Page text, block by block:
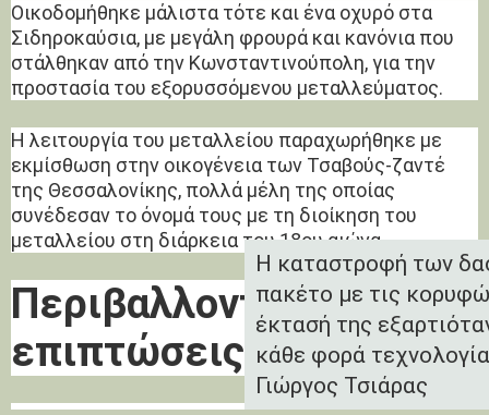
Οικοδομήθηκε μάλιστα τότε και ένα οχυρό στα
Σιδηροκαύσια, με μεγάλη φρουρά και κανόνια που
στάλθηκαν από την Κωνσταντινούπολη, για την
προστασία του εξορυσσόμενου μεταλλεύματος.
Η λειτουργία του μεταλλείου παραχωρήθηκε με
εκμίσθωση στην οικογένεια των Τσαβούς-ζαντέ
της Θεσσαλονίκης, πολλά μέλη της οποίας
συνέδεσαν το όνομά τους με τη διοίκηση του
μεταλλείου στη διάρκεια του 18ου αιώνα.
Περιβαλλοντικές
επιπτώσεις
Η καταστροφή των
πακέτο με τις
έκτασή της
κάθε φορά
Γιώργος Τσιάρας